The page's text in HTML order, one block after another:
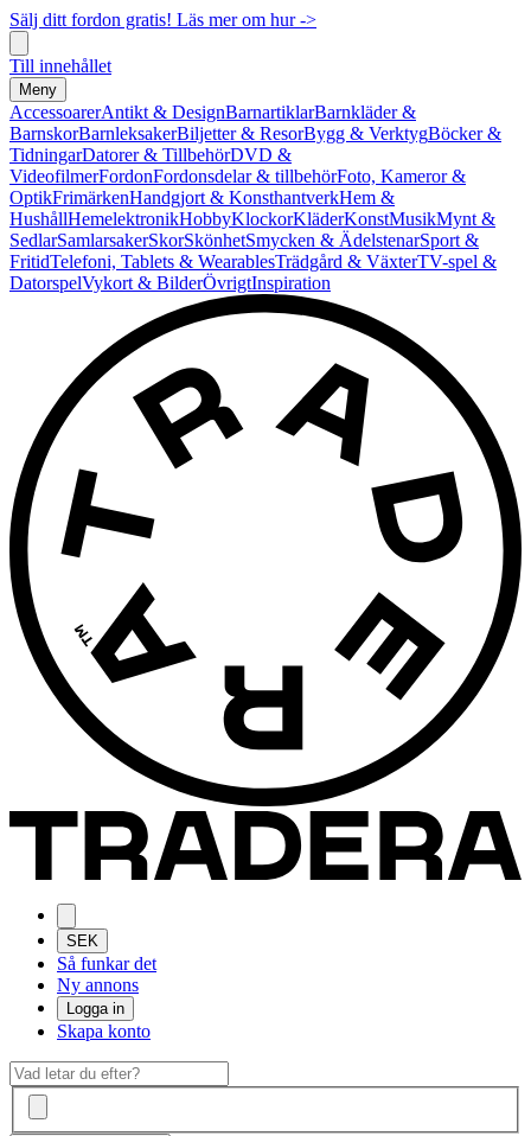
Sälj ditt fordon gratis! Läs mer om hur ->
Till innehållet
Meny
AccessoarerAntikt & DesignBarnartiklarBarnkläder &
BarnskorBarnleksakerBiljetter & ResorBygg & VerktygBöcker &
TidningarDatorer & TillbehörDVD &
VideofilmerFordonFordonsdelar & tillbehörFoto, Kameror &
OptikFrimärkenHandgjort & KonsthantverkHem &
HushållHemelektronikHobbyKlockorKläderKonstMusikMynt &
SedlarSamlarsakerSkorSkönhetSmycken & ÄdelstenarSport &
FritidTelefoni, Tablets & WearablesTrädgård & VäxterTV-spel &
DatorspelVykort & BilderÖvrigtInspiration
SEK
Så funkar det
Ny annons
Logga in
Skapa konto